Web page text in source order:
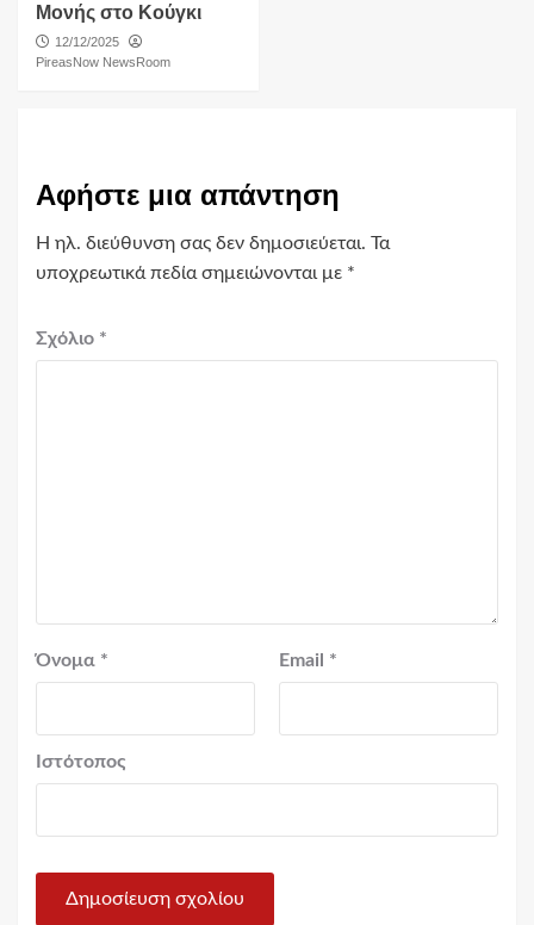
Μονής στο Κούγκι
12/12/2025
PireasNow NewsRoom
Αφήστε μια απάντηση
Η ηλ. διεύθυνση σας δεν δημοσιεύεται. Τα
υποχρεωτικά πεδία σημειώνονται με *
Σχόλιο *
Όνομα * Email *
Ιστότοπος